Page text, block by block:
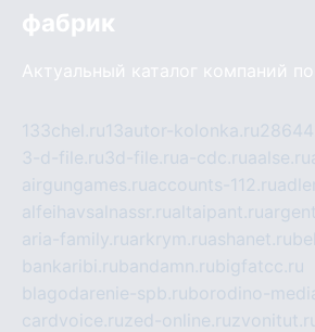
фабрик
Актуальный каталог компаний
133chel.ru13autor-kolonka.ru
3-d-file.ru3d-file.rua-cdc.ruaalse.ru
airgungames.ruaccounts-112.ru
alfeihavsalnassr.rualtaipant.ru
aria-family.ruarkrym.ruashanet.ru
bankaribi.rubandamn.rubigfatcc.ru
blagodarenie-spb.ruborodino-
cardvoice.ruzed-online.ru